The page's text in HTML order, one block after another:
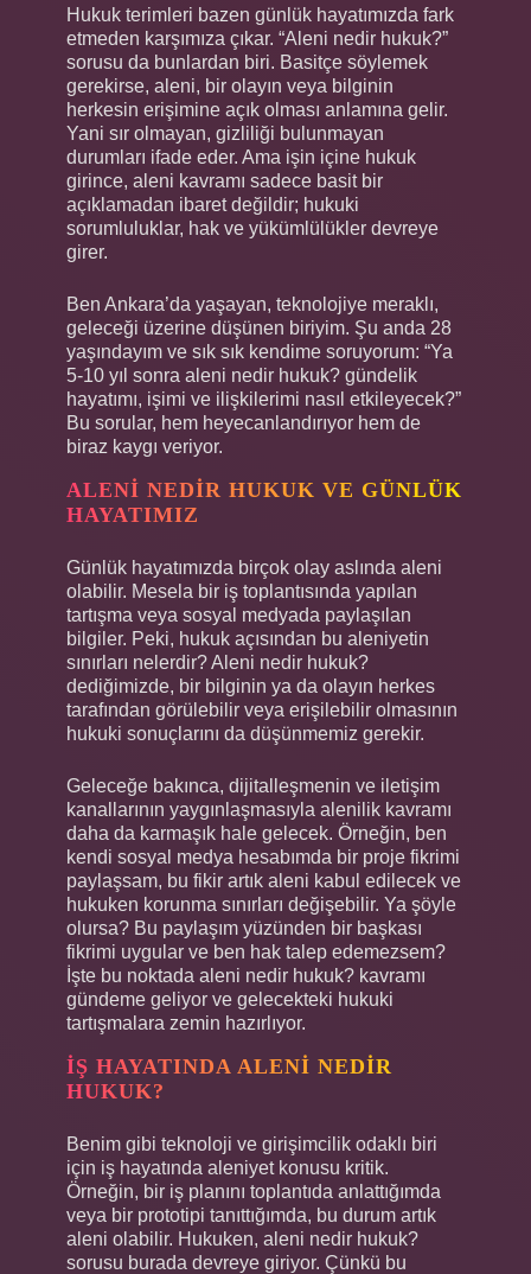
Hukuk terimleri bazen günlük hayatımızda fark
etmeden karşımıza çıkar. “Aleni nedir hukuk?”
sorusu da bunlardan biri. Basitçe söylemek
gerekirse, aleni, bir olayın veya bilginin
herkesin erişimine açık olması anlamına gelir.
Yani sır olmayan, gizliliği bulunmayan
durumları ifade eder. Ama işin içine hukuk
girince, aleni kavramı sadece basit bir
açıklamadan ibaret değildir; hukuki
sorumluluklar, hak ve yükümlülükler devreye
girer.
Ben Ankara’da yaşayan, teknolojiye meraklı,
geleceği üzerine düşünen biriyim. Şu anda 28
yaşındayım ve sık sık kendime soruyorum: “Ya
5-10 yıl sonra aleni nedir hukuk? gündelik
hayatımı, işimi ve ilişkilerimi nasıl etkileyecek?”
Bu sorular, hem heyecanlandırıyor hem de
biraz kaygı veriyor.
ALENI NEDIR HUKUK VE GÜNLÜK
HAYATIMIZ
Günlük hayatımızda birçok olay aslında aleni
olabilir. Mesela bir iş toplantısında yapılan
tartışma veya sosyal medyada paylaşılan
bilgiler. Peki, hukuk açısından bu aleniyetin
sınırları nelerdir? Aleni nedir hukuk?
dediğimizde, bir bilginin ya da olayın herkes
tarafından görülebilir veya erişilebilir olmasının
hukuki sonuçlarını da düşünmemiz gerekir.
Geleceğe bakınca, dijitalleşmenin ve iletişim
kanallarının yaygınlaşmasıyla alenilik kavramı
daha da karmaşık hale gelecek. Örneğin, ben
kendi sosyal medya hesabımda bir proje fikrimi
paylaşsam, bu fikir artık aleni kabul edilecek ve
hukuken korunma sınırları değişebilir. Ya şöyle
olursa? Bu paylaşım yüzünden bir başkası
fikrimi uygular ve ben hak talep edemezsem?
İşte bu noktada aleni nedir hukuk? kavramı
gündeme geliyor ve gelecekteki hukuki
tartışmalara zemin hazırlıyor.
İŞ HAYATINDA ALENI NEDIR
HUKUK?
Benim gibi teknoloji ve girişimcilik odaklı biri
için iş hayatında aleniyet konusu kritik.
Örneğin, bir iş planını toplantıda anlattığımda
veya bir prototipi tanıttığımda, bu durum artık
aleni olabilir. Hukuken, aleni nedir hukuk?
sorusu burada devreye giriyor. Çünkü bu